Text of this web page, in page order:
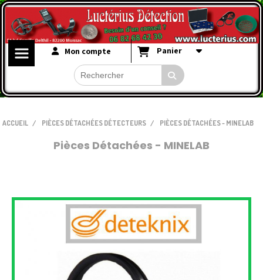
Mon compte Panier
ACCUEIL PIÈCES DÉTACHÉES DÉTECTEURS PIÈCES DÉTACHÉES - MINELAB
Pièces Détachées - MINELAB